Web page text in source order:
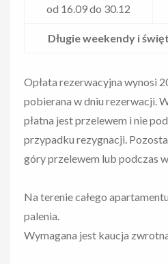
od 16.09 do 30.12
Długie weekendy i
Opłata rezerwacyjna wynosi
pobierana w dniu rezerwacji.
płatna jest przelewem i nie
przypadku rezygnacji.
góry przelewem lub podczas
Na terenie całego
palenia.
Wymagana jest kaucja